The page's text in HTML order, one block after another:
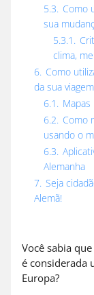
5.3. Como
sua
5.3.1.
clima,
6. Como
da sua
6.1.
6.2. Como
usando o
6.3.
Alemanha
7. Seja
Alemã!
Você sabia
é considerada
Europa?